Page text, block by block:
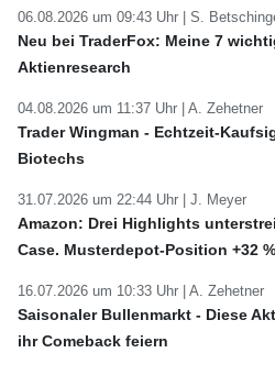
06.08.2026 um 09:43 Uhr | S.
Neu bei TraderFox: Meine 7
Aktienresearch
04.08.2026 um 11:37 Uhr | A. Zehetner
Trader Wingman - Echtzeit-
Biotechs
31.07.2026 um 22:44 Uhr | J. Meyer
Amazon: Drei Highlights
Case. Musterdepot-Position +32
16.07.2026 um 10:33 Uhr | A. Zehetner
Saisonaler Bullenmarkt - Diese
ihr Comeback feiern